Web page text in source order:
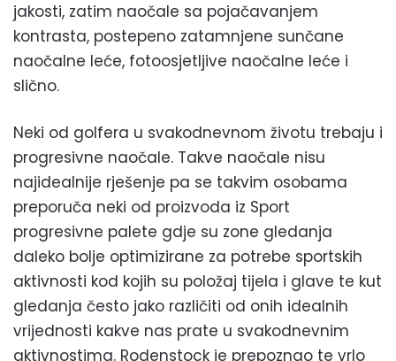
jakosti, zatim naočale sa pojačavanjem
kontrasta, postepeno zatamnjene sunčane
naočalne leće, fotoosjetljive naočalne leće i
slično.
Neki od golfera u svakodnevnom životu trebaju i
progresivne naočale. Takve naočale nisu
najidealnije rješenje pa se takvim osobama
preporuča neki od proizvoda iz Sport
progresivne palete gdje su zone gledanja
daleko bolje optimizirane za potrebe sportskih
aktivnosti kod kojih su položaj tijela i glave te kut
gledanja često jako različiti od onih idealnih
vrijednosti kakve nas prate u svakodnevnim
aktivnostima. Rodenstock je prepoznao te vrlo